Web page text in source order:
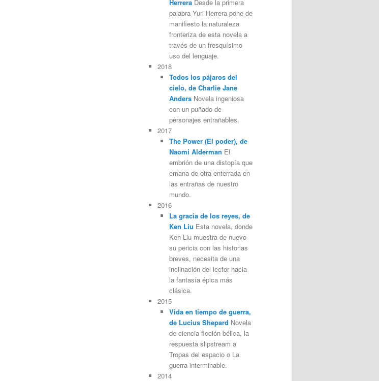
HerreraDesde la primera
palabra Yuri Herrera pone de
manifiesto la naturaleza
fronteriza de esta novela a
través de un fresquísimo
uso del lenguaje.
2018
Todos los pájaros del
cielo, de Charlie Jane
AndersNovela ingeniosa
con un puñado de
personajes entrañables.
2017
The Power (El poder), de
Naomi Alderman El
embrión de una distopía que
emana de otra enterrada en
las entrañas de nuestro
mundo.
2016
La gracia de los reyes, de
Ken Liu Esta novela, donde
Ken Liu muestra de nuevo
su pericia con las historias
breves, necesita de una
inclinación del lector hacia
la fantasía épica más
clásica.
2015
Vida en tiempo de guerra,
de Lucius Shepard Novela
de ciencia ficción bélica, la
respuesta slipstream a
Tropas del espacio o La
guerra interminable.
2014